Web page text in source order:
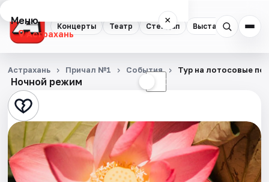
Концерты Театр Стендап Выставки
Меню ×
Астрахань
Концерты
Театр
Стендап
Выставки
Квесты
Ночной режим ☾
Астрахань Причал №1 События Тур на лотосовые